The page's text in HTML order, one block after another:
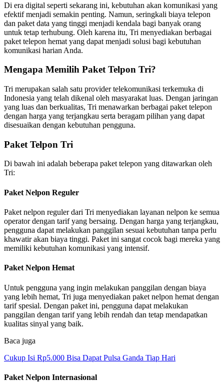
Di era digital seperti sekarang ini, kebutuhan akan komunikasi yang
efektif menjadi semakin penting. Namun, seringkali biaya telepon
dan paket data yang tinggi menjadi kendala bagi banyak orang
untuk tetap terhubung. Oleh karena itu, Tri menyediakan berbagai
paket telepon hemat yang dapat menjadi solusi bagi kebutuhan
komunikasi harian Anda.
Mengapa Memilih Paket Telpon Tri?
Tri merupakan salah satu provider telekomunikasi terkemuka di
Indonesia yang telah dikenal oleh masyarakat luas. Dengan jaringan
yang luas dan berkualitas, Tri menawarkan berbagai paket telepon
dengan harga yang terjangkau serta beragam pilihan yang dapat
disesuaikan dengan kebutuhan pengguna.
Paket Telpon Tri
Di bawah ini adalah beberapa paket telepon yang ditawarkan oleh
Tri:
Paket Nelpon Reguler
Paket nelpon reguler dari Tri menyediakan layanan nelpon ke semua
operator dengan tarif yang bersaing. Dengan harga yang terjangkau,
pengguna dapat melakukan panggilan sesuai kebutuhan tanpa perlu
khawatir akan biaya tinggi. Paket ini sangat cocok bagi mereka yang
memiliki kebutuhan komunikasi yang intensif.
Paket Nelpon Hemat
Untuk pengguna yang ingin melakukan panggilan dengan biaya
yang lebih hemat, Tri juga menyediakan paket nelpon hemat dengan
tarif spesial. Dengan paket ini, pengguna dapat melakukan
panggilan dengan tarif yang lebih rendah dan tetap mendapatkan
kualitas sinyal yang baik.
Baca juga
Cukup Isi Rp5.000 Bisa Dapat Pulsa Ganda Tiap Hari
Paket Nelpon Internasional